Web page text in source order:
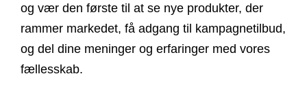
og vær den første til at se nye produkter, der
rammer markedet, få adgang til kampagnetilbud,
og del dine meninger og erfaringer med vores
fællesskab.